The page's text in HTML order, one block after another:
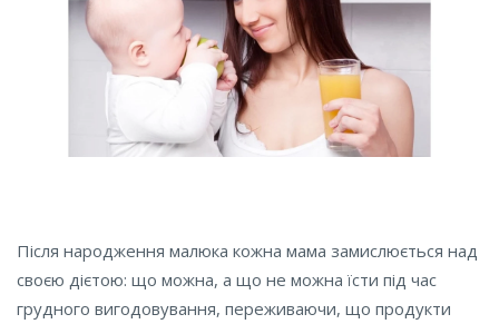
Після народження малюка кожна мама замислюється над
своєю дієтою: що можна, а що не можна їсти під час
грудного вигодовування, переживаючи, що продукти